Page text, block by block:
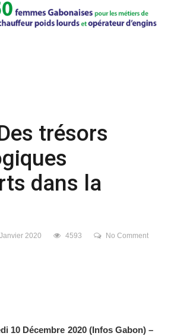
trésors
dans la
2020 4593 No Comment
10 Décembre 2020 (Infos Gabon) –